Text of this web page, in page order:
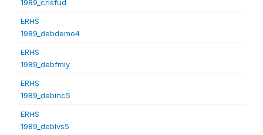
1989_crisfud
ERHS
1989_debdemo4
ERHS
1989_debfmly
ERHS
1989_debinc5
ERHS
1989_deblvs5